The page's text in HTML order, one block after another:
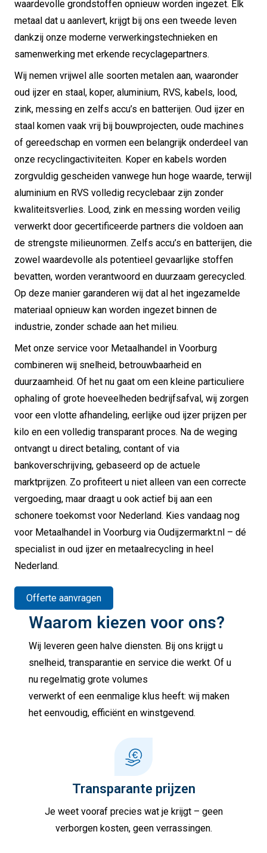
waardevolle grondstoffen opnieuw worden ingezet. Elk
metaal dat u aanlevert, krijgt bij ons een tweede leven
dankzij onze moderne verwerkingstechnieken en
samenwerking met erkende recyclagepartners.
Wij nemen vrijwel alle soorten metalen aan, waaronder
oud ijzer en staal, koper, aluminium, RVS, kabels, lood,
zink, messing en zelfs accu’s en batterijen. Oud ijzer en
staal komen vaak vrij bij bouwprojecten, oude machines
of gereedschap en vormen een belangrijk onderdeel van
onze recyclingactiviteiten. Koper en kabels worden
zorgvuldig gescheiden vanwege hun hoge waarde, terwijl
aluminium en RVS volledig recyclebaar zijn zonder
kwaliteitsverlies. Lood, zink en messing worden veilig
verwerkt door gecertificeerde partners die voldoen aan
de strengste milieunormen. Zelfs accu’s en batterijen, die
zowel waardevolle als potentieel gevaarlijke stoffen
bevatten, worden verantwoord en duurzaam gerecycled.
Op deze manier garanderen wij dat al het ingezamelde
materiaal opnieuw kan worden ingezet binnen de
industrie, zonder schade aan het milieu.
Met onze service voor Metaalhandel in Voorburg
combineren wij snelheid, betrouwbaarheid en
duurzaamheid. Of het nu gaat om een kleine particuliere
ophaling of grote hoeveelheden bedrijfsafval, wij zorgen
voor een vlotte afhandeling, eerlijke oud ijzer prijzen per
kilo en een volledig transparant proces. Na de weging
ontvangt u direct betaling, contant of via
bankoverschrijving, gebaseerd op de actuele
marktprijzen. Zo profiteert u niet alleen van een correcte
vergoeding, maar draagt u ook actief bij aan een
schonere toekomst voor Nederland. Kies vandaag nog
voor Metaalhandel in Voorburg via Oudijzermarkt.nl – dé
specialist in oud ijzer en metaalrecycling in heel
Nederland.
Offerte aanvragen
Waarom kiezen voor ons?
Wij leveren geen halve diensten. Bij ons krijgt u
snelheid, transparantie en service die werkt. Of u
nu regelmatig grote volumes
verwerkt of een eenmalige klus heeft: wij maken
het eenvoudig, efficiënt en winstgevend.
Transparante prijzen
Je weet vooraf precies wat je krijgt – geen
verborgen kosten, geen verrassingen.